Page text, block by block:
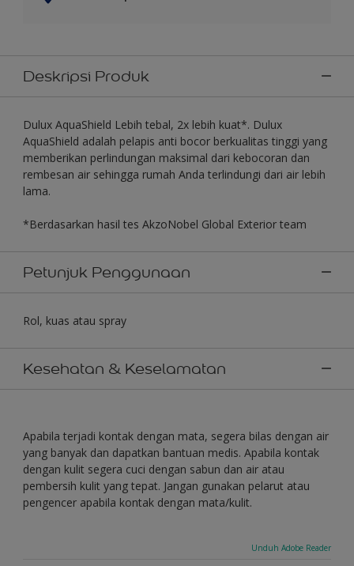
Deskripsi Produk
Dulux AquaShield Lebih tebal, 2x lebih kuat*. Dulux
AquaShield adalah pelapis anti bocor berkualitas tinggi yang
memberikan perlindungan maksimal dari kebocoran dan
rembesan air sehingga rumah Anda terlindungi dari air lebih
lama.
*Berdasarkan hasil tes AkzoNobel Global Exterior team
Petunjuk Penggunaan
Rol, kuas atau spray
Kesehatan & Keselamatan
Apabila terjadi kontak dengan mata, segera bilas dengan air
yang banyak dan dapatkan bantuan medis. Apabila kontak
dengan kulit segera cuci dengan sabun dan air atau
pembersih kulit yang tepat. Jangan gunakan pelarut atau
pengencer apabila kontak dengan mata/kulit.
Unduh Adobe Reader